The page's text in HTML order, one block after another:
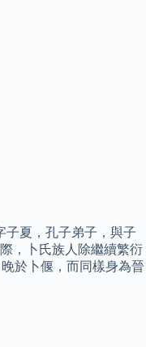
子夏，孔子弟子，與子
，卜氏族人除繼續繁衍
於卜偃，而同樣身為晉